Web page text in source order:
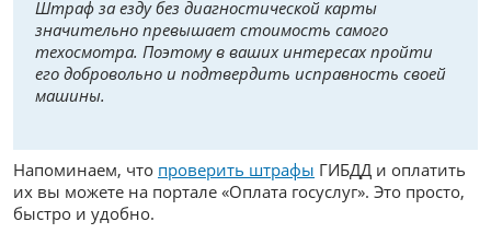
Штраф за езду без диагностической карты
значительно превышает стоимость самого
техосмотра. Поэтому в ваших интересах пройти
его добровольно и подтвердить исправность своей
машины.
Напоминаем, что проверить штрафы ГИБДД и оплатить
их вы можете на портале «Оплата госуслуг». Это просто,
быстро и удобно.